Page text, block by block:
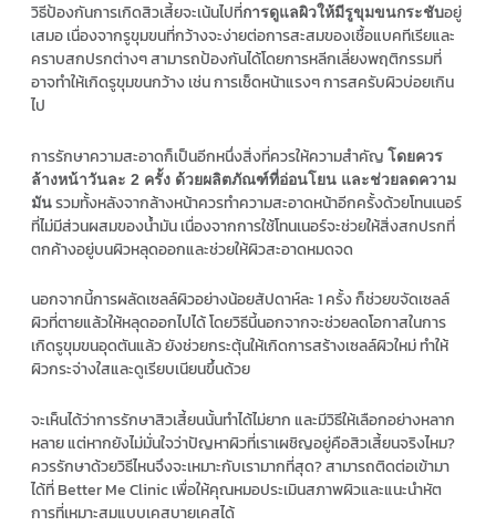
วิธีป้องกันการเกิดสิวเสี้ยจะเน้นไปที่การดูแลผิวให้มีรูขุมขนกระชับอยู่
เสมอ เนื่องจากรูขุมขนที่กว้างจะง่ายต่อการสะสมของเชื้อแบคทีเรียและ
คราบสกปรกต่างๆ สามารถป้องกันได้โดยการหลีกเลี่ยงพฤติกรรมที่
อาจทำให้เกิดรูขุมขนกว้าง เช่น การเช็ดหน้าแรงๆ การสครับผิวบ่อยเกิน
ไป
การรักษาความสะอาดก็เป็นอีกหนึ่งสิ่งที่ควรให้ความสำคัญ โดยควร
ล้างหน้าวันละ 2 ครั้ง ด้วยผลิตภัณฑ์ที่อ่อนโยน และช่วยลดความ
มันรวมทั้งหลังจากล้างหน้าควรทำความสะอาดหน้าอีกครั้งด้วยโทนเนอร์
ที่ไม่มีส่วนผสมของน้ำมัน เนื่องจากการใช้โทนเนอร์จะช่วยให้สิ่งสกปรกที่
ตกค้างอยู่บนผิวหลุดออกและช่วยให้ผิวสะอาดหมดจด
นอกจากนี้การผลัดเซลล์ผิวอย่างน้อยสัปดาห์ละ 1 ครั้ง ก็ช่วยขจัดเซลล์
ผิวที่ตายแล้วให้หลุดออกไปได้ โดยวิธีนี้นอกจากจะช่วยลดโอกาสในการ
เกิดรูขุมขนอุดตันแล้ว ยังช่วยกระตุ้นให้เกิดการสร้างเซลล์ผิวใหม่ ทำให้
ผิวกระจ่างใสและดูเรียบเนียนขึ้นด้วย
จะเห็นได้ว่าการรักษาสิวเสี้ยนนั้นทำได้ไม่ยาก และมีวิธีให้เลือกอย่างหลาก
หลาย แต่หากยังไม่มั่นใจว่าปัญหาผิวที่เราเผชิญอยู่คือสิวเสี้ยนจริงไหม?
ควรรักษาด้วยวิธีไหนจึงจะเหมาะกับเรามากที่สุด? สามารถติดต่อเข้ามา
ได้ที่ Better Me Clinic เพื่อให้คุณหมอประเมินสภาพผิวและแนะนำหัต
การที่เหมาะสมแบบเคสบายเคสได้